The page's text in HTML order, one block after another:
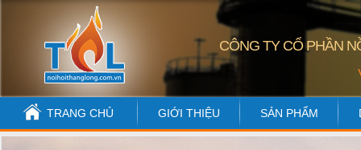
CÔNG TY CỔ PHẦN
TRANG CHỦ GIỚI THIỆU SẢN PHẨM